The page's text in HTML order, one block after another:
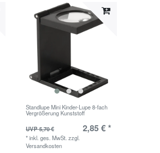
Standlupe Mini Kinder-Lupe 8-fach
Vergrößerung Kunststoff
UVP 5,70 €
2,85 € *
*inkl. ges. MwSt. zzgl.
Versandkosten